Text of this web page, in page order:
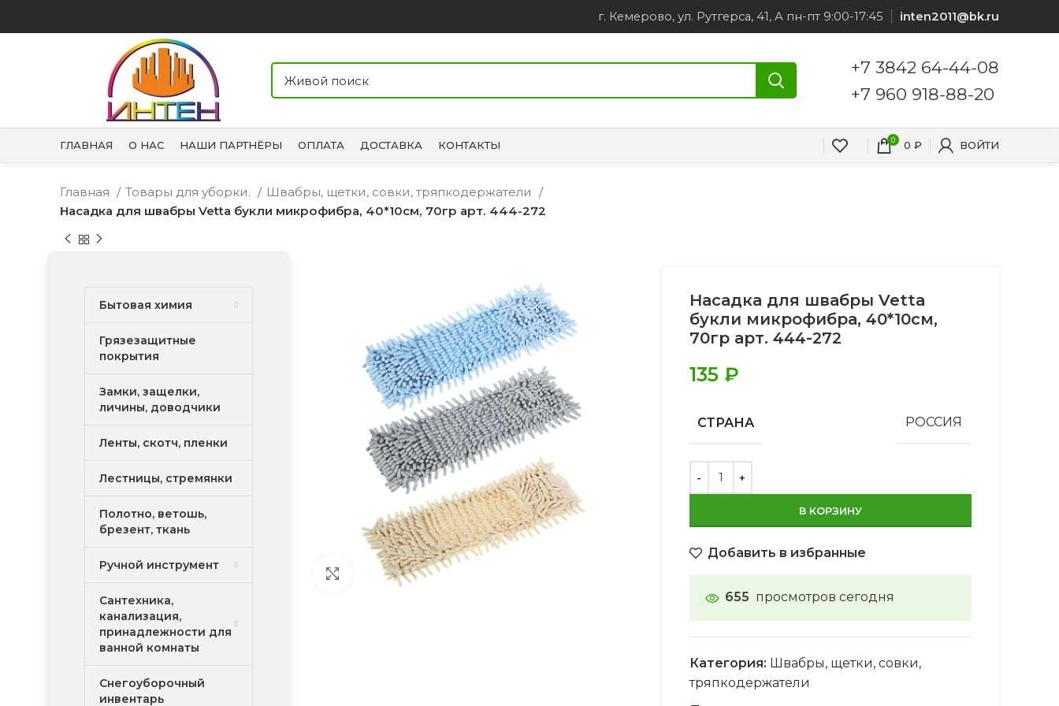
г. Кемерово, ул. Рутгерса, 41, А пн-пт 9:00-17:45 inten2011@bk.ru
+7 3842 64-44-08
+7 960 918-88-20
ГЛАВНАЯ О НАС НАШИ ПАРТНЁРЫ ОПЛАТА ДОСТАВКА КОНТАКТЫ 0 0 ₽ ВОЙТИ
Главная Товары для уборки.
Швабры, щетки, совки, тряпкодержатели
Насадка для швабры Vetta букли микрофибра, 40*10см, 70гр арт. 444-272
Увеличить
Насадка для швабры Vetta
букли микрофибра, 40*10см,
70гр арт. 444-272
135 ₽
СТРАНА РОССИЯ
В КОРЗИНУ
Добавить в избранные
655 просмотров сегодня
Категория: Швабры, щетки, совки,
тряпкодержатели
Бытовая химия
Грязезащитные
покрытия
Замки, защелки,
личины, доводчики
Ленты, скотч, пленки
Лестницы, стремянки
Полотно, ветошь,
брезент, ткань
Ручной инструмент
Сантехника,
канализация,
принадлежности для
ванной комнаты
Снегоуборочный
инвентарь